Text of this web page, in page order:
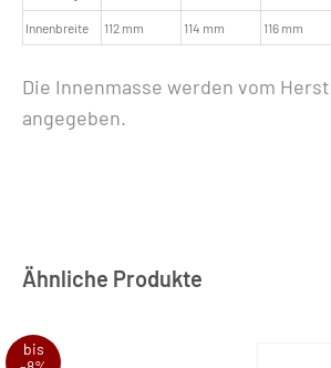
Innenbreite 112 mm 114 mm 116 mm
Die Innenmasse werden vom
angegeben.
Ähnliche Produkte
bis